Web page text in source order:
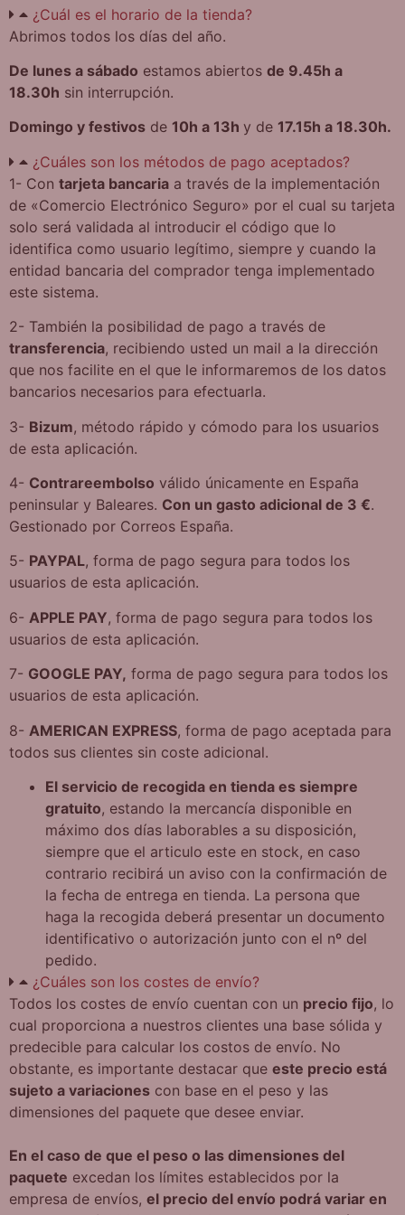
¿Cuál es el horario de la tienda?
Abrimos todos los días del año.
De lunes a sábado estamos abiertos de 9.45h a
18.30h sin interrupción.
Domingo y festivos de 10h a 13h y de 17.15h a 18.30h.
¿Cuáles son los métodos de pago aceptados?
1- Con tarjeta bancaria a través de la implementación
de «Comercio Electrónico Seguro» por el cual su tarjeta
solo será validada al introducir el código que lo
identifica como usuario legítimo, siempre y cuando la
entidad bancaria del comprador tenga implementado
este sistema.
2- También la posibilidad de pago a través de
transferencia, recibiendo usted un mail a la dirección
que nos facilite en el que le informaremos de los datos
bancarios necesarios para efectuarla.
3- Bizum, método rápido y cómodo para los usuarios
de esta aplicación.
4- Contrareembolso válido únicamente en España
peninsular y Baleares. Con un gasto adicional de 3 €.
Gestionado por Correos España.
5- PAYPAL, forma de pago segura para todos los
usuarios de esta aplicación.
6- APPLE PAY, forma de pago segura para todos los
usuarios de esta aplicación.
7- GOOGLE PAY, forma de pago segura para todos los
usuarios de esta aplicación.
8- AMERICAN EXPRESS, forma de pago aceptada para
todos sus clientes sin coste adicional.
El servicio de recogida en tienda es siempre
gratuito, estando la mercancía disponible en
máximo dos días laborables a su disposición,
siempre que el articulo este en stock, en caso
contrario recibirá un aviso con la confirmación de
la fecha de entrega en tienda. La persona que
haga la recogida deberá presentar un documento
identificativo o autorización junto con el nº del
pedido.
¿Cuáles son los costes de envío?
Todos los costes de envío cuentan con un precio fijo, lo
cual proporciona a nuestros clientes una base sólida y
predecible para calcular los costos de envío. No
obstante, es importante destacar que este precio está
sujeto a variaciones con base en el peso y las
dimensiones del paquete que desee enviar.
En el caso de que el peso o las dimensiones del
paquete excedan los límites establecidos por la
empresa de envíos, el precio del envío podrá variar en